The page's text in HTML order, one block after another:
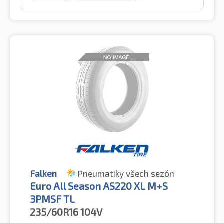
Falken Pneumatiky všech sezón
Euro All Season AS220 XL M+S
3PMSF TL
235/60R16104V